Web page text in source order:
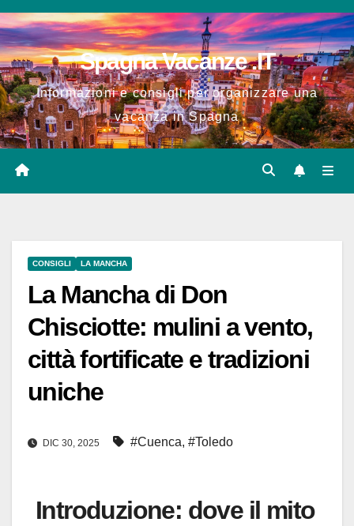
Salta
al
contenuto
Spagna Vacanze .IT
Informazioni e consigli per organizzare una
vacanza in Spagna
CONSIGLI LA MANCHA
La Mancha di Don
Chisciotte: mulini a vento,
città fortificate e tradizioni
uniche
DIC 30, 2025 #Cuenca, #Toledo
Introduzione: dove il mito